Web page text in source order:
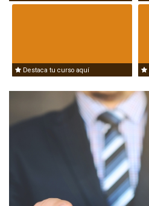
Destaca tu curso aquí